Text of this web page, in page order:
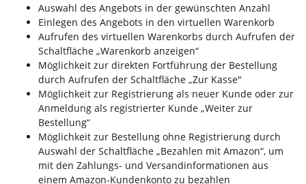
Auswahl des Angebots in der gewünschten Anzahl
Einlegen des Angebots in den virtuellen Warenkorb
Aufrufen des virtuellen Warenkorbs durch Aufrufen der
Schaltfläche „Warenkorb anzeigen“
Möglichkeit zur direkten Fortführung der Bestellung
durch Aufrufen der Schaltfläche „Zur Kasse"
Möglichkeit zur Registrierung als neuer Kunde oder zur
Anmeldung als registrierter Kunde „Weiter zur
Bestellung“
Möglichkeit zur Bestellung ohne Registrierung durch
Auswahl der Schaltfläche „Bezahlen mit Amazon“, um
mit den Zahlungs- und Versandinformationen aus
einem Amazon-Kundenkonto zu bezahlen